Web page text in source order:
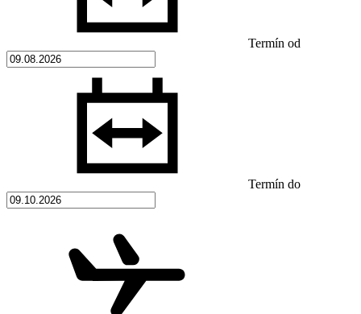
Termín od
Termín do